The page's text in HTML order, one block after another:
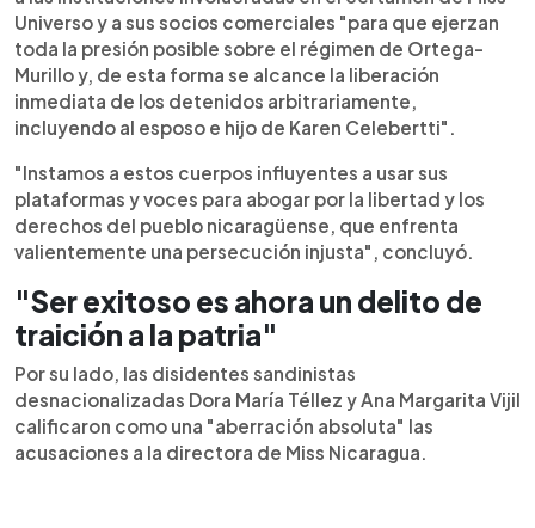
Universo y a sus socios comerciales "para que ejerzan
toda la presión posible sobre el régimen de Ortega-
Murillo y, de esta forma se alcance la liberación
inmediata de los detenidos arbitrariamente,
incluyendo al esposo e hijo de Karen Celebertti".
"Instamos a estos cuerpos influyentes a usar sus
plataformas y voces para abogar por la libertad y los
derechos del pueblo nicaragüense, que enfrenta
valientemente una persecución injusta", concluyó.
"Ser exitoso es ahora un delito de
traición a la patria"
Por su lado, las disidentes sandinistas
desnacionalizadas Dora María Téllez y Ana Margarita Vijil
calificaron como una "aberración absoluta" las
acusaciones a la directora de Miss Nicaragua.